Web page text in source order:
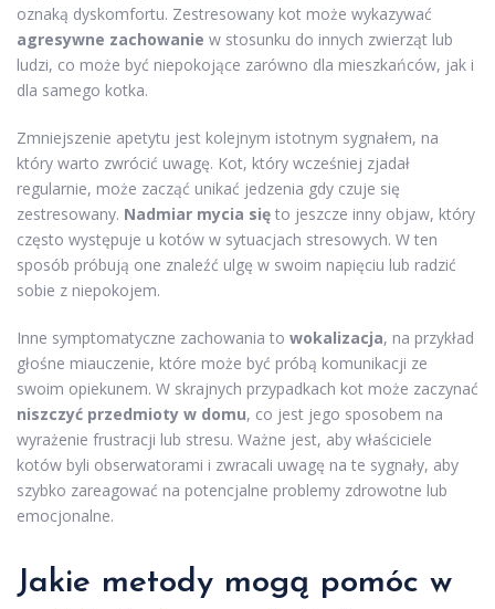
oznaką dyskomfortu. Zestresowany kot może wykazywać
agresywne zachowanie w stosunku do innych zwierząt lub
ludzi, co może być niepokojące zarówno dla mieszkańców, jak i
dla samego kotka.
Zmniejszenie apetytu jest kolejnym istotnym sygnałem, na
który warto zwrócić uwagę. Kot, który wcześniej zjadał
regularnie, może zacząć unikać jedzenia gdy czuje się
zestresowany. Nadmiar mycia się to jeszcze inny objaw, który
często występuje u kotów w sytuacjach stresowych. W ten
sposób próbują one znaleźć ulgę w swoim napięciu lub radzić
sobie z niepokojem.
Inne symptomatyczne zachowania to wokalizacja, na przykład
głośne miauczenie, które może być próbą komunikacji ze
swoim opiekunem. W skrajnych przypadkach kot może zaczynać
niszczyć przedmioty w domu, co jest jego sposobem na
wyrażenie frustracji lub stresu. Ważne jest, aby właściciele
kotów byli obserwatorami i zwracali uwagę na te sygnały, aby
szybko zareagować na potencjalne problemy zdrowotne lub
emocjonalne.
Jakie metody mogą pomóc w